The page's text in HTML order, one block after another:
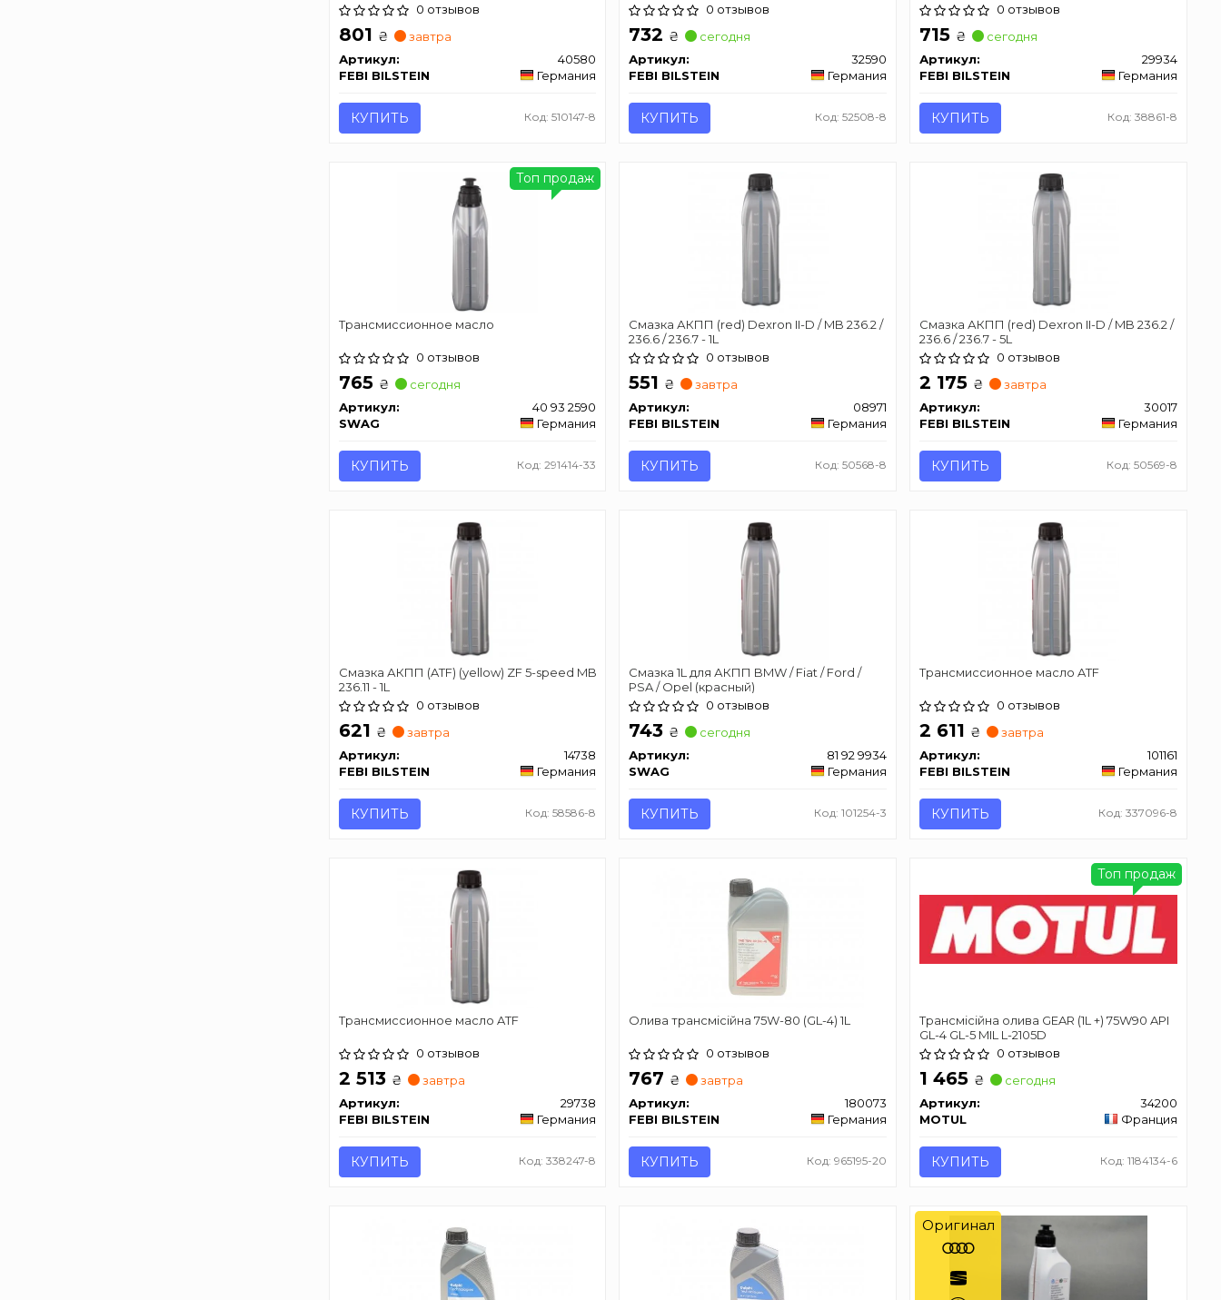
0 отзывов
801 ₴
завтра
Артикул:
40580
FEBI BILSTEIN
Германия
КУПИТЬ Код: 510147-8
0 отзывов
732 ₴
сегодня
Артикул:
32590
FEBI BILSTEIN
Германия
КУПИТЬ Код: 52508-8
0 отзывов
715 ₴
сегодня
Артикул:
29934
FEBI BILSTEIN
Германия
КУПИТЬ Код: 38861-8
Трансмиссионное масло
0 отзывов
765 ₴
сегодня
Артикул:
40 93 2590
SWAG
Германия
КУПИТЬ Код: 291414-33
Топ продаж
Смазка АКПП (red) Dexron II-D / MB 236.2 /
236.6 / 236.7 - 1L
0 отзывов
551 ₴
завтра
Артикул:
08971
FEBI BILSTEIN
Германия
КУПИТЬ Код: 50568-8
Смазка АКПП (red) Dexron II-D / MB 236.2 /
236.6 / 236.7 - 5L
0 отзывов
2 175 ₴
завтра
Артикул:
30017
FEBI BILSTEIN
Германия
КУПИТЬ Код: 50569-8
Смазка АКПП (ATF) (yellow) ZF 5-speed MB
236.11 - 1L
0 отзывов
621 ₴
завтра
Артикул:
14738
FEBI BILSTEIN
Германия
КУПИТЬ Код: 58586-8
Смазка 1L для АКПП BMW / Fiat / Ford /
PSA / Opel (красный)
0 отзывов
743 ₴
сегодня
Артикул:
81 92 9934
SWAG
Германия
КУПИТЬ Код: 101254-3
Трансмиссионное масло ATF
0 отзывов
2 611 ₴
завтра
Артикул:
101161
FEBI BILSTEIN
Германия
КУПИТЬ Код: 337096-8
Трансмиссионное масло ATF
0 отзывов
2 513 ₴
завтра
Артикул:
29738
FEBI BILSTEIN
Германия
КУПИТЬ Код: 338247-8
Олива трансмісійна 75W-80 (GL-4) 1L
0 отзывов
767 ₴
завтра
Артикул:
180073
FEBI BILSTEIN
Германия
КУПИТЬ Код: 965195-20
Трансмісійна олива GEAR (1L +) 75W90 API
GL-4 GL-5 MIL L-2105D
0 отзывов
1 465 ₴
сегодня
Артикул:
34200
MOTUL
Франция
КУПИТЬ Код: 1184134-6
Топ продаж
Оригинал